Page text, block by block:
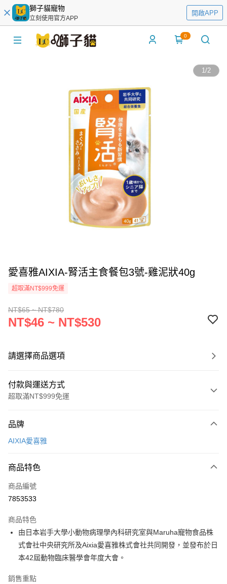
獅子貓寵物
立刻使用官方APP
開啟APP
0
1/2
愛喜雅AIXIA-腎活主食餐包3號-雞泥狀40g
超取滿NT$999免運
NT$65 ~ NT$780
NT$46 ~ NT$530
請選擇商品選項
付款與運送方式
超取滿NT$999免運
信用卡一次付款
3 期 0 利率 每期
合作金庫商業銀行
上海商業儲蓄銀行
臺灣中小企業銀行
匯豐（台灣）商業銀行
華泰商業銀行
聯邦商業銀行
遠東國際商業銀行
元大商業銀行
永豐商業銀行
台新國際商業銀行
超商取貨付款
LINE Pay
Apple Pay
悠遊付
Google Pay
全盈+PAY
品牌
AIXIA愛喜雅
商品特色
商品編號
7853533
商品特色
由日本岩手大學小動物病理學內科研究室與Maruha寵物食品株
式會社中央研究所及Aixia愛喜雅株式會社共同開發，並發布於日
本42屆動物臨床醫學會年度大會。
銷售重點